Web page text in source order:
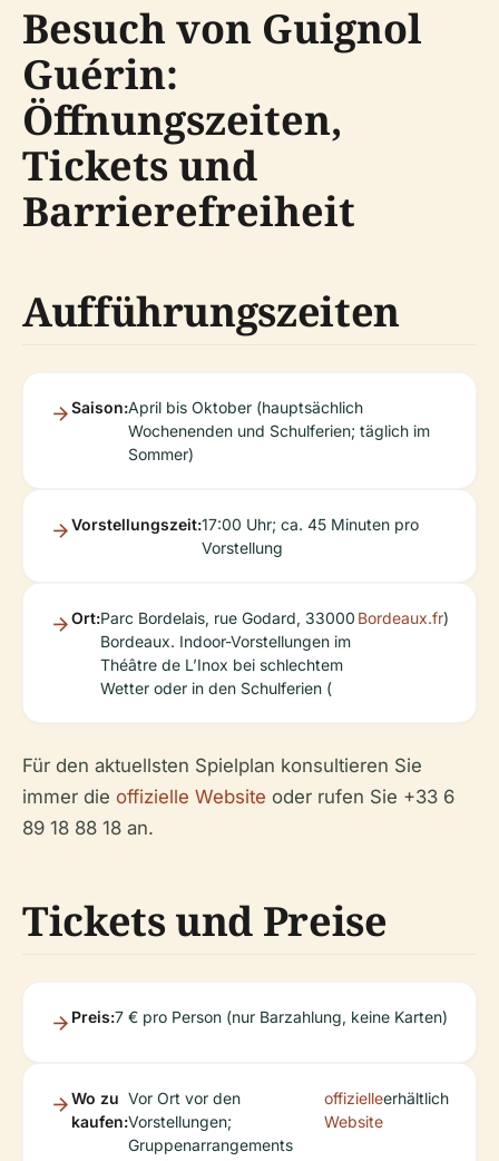
Besuch von Guignol
Guérin:
Öffnungszeiten,
Tickets und
Barrierefreiheit
Aufführungszeiten
Saison:April bis Oktober (hauptsächlich
Wochenenden und Schulferien; täglich im
Sommer)
Vorstellungszeit:17:00 Uhr; ca. 45 Minuten pro
Vorstellung
Ort:Parc Bordelais, rue Godard, 33000
Bordeaux. Indoor-Vorstellungen im
Théâtre de L’Inox bei schlechtem
Wetter oder in den Schulferien (
Bordeaux.fr)
Für den aktuellsten Spielplan konsultieren Sie
immer die offizielle Website oder rufen Sie +33 6
89 18 88 18 an.
Tickets und Preise
Preis:7 € pro Person (nur Barzahlung, keine Karten)
Wo zu
kaufen:
Vor Ort vor den
Vorstellungen;
Gruppenarrangements
offizielle
Website
erhältlich